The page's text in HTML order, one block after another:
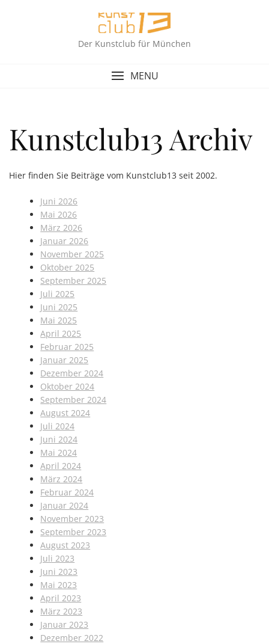
Der Kunstclub für München
MENU
Kunstclub13 Archiv
Hier finden Sie Beiträge vom Kunstclub13 seit 2002.
Juni 2026
Mai 2026
März 2026
Januar 2026
November 2025
Oktober 2025
September 2025
Juli 2025
Juni 2025
Mai 2025
April 2025
Februar 2025
Januar 2025
Dezember 2024
Oktober 2024
September 2024
August 2024
Juli 2024
Juni 2024
Mai 2024
April 2024
März 2024
Februar 2024
Januar 2024
November 2023
September 2023
August 2023
Juli 2023
Juni 2023
Mai 2023
April 2023
März 2023
Januar 2023
Dezember 2022